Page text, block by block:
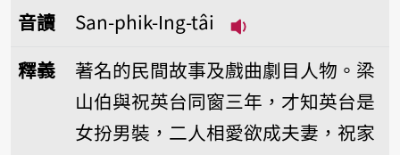
音讀
San-phik-Ing-tâi
釋義
著名的民間故事及戲曲劇目人物。梁
山伯與祝英台同窗三年，才知英台是
女扮男裝，二人相愛欲成夫妻，祝家